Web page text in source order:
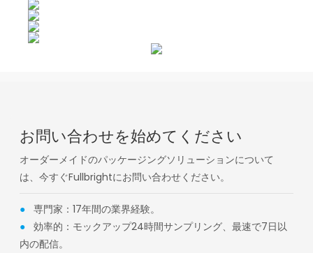
お問い合わせを始めてください
オーダーメイドのパッケージングソリューションについて
は、今すぐFullbrightにお問い合わせください。
● 専門家：17年間の業界経験。
● 効率的：モックアップ24時間サンプリング、最速で7日以
内の配信。